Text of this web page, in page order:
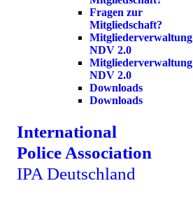
Fragen zur
Mitgliedschaft?
Mitgliederverwaltung
NDV 2.0
Mitgliederverwaltung
NDV 2.0
Downloads
Downloads
International
Police Association
IPA Deutschland